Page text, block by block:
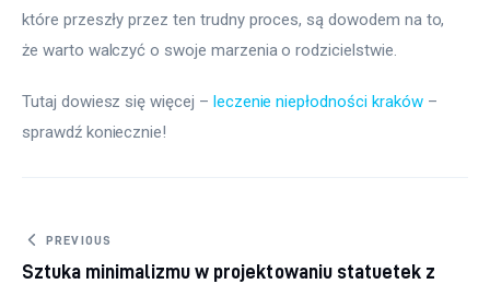
które przeszły przez ten trudny proces, są dowodem na to,
że warto walczyć o swoje marzenia o rodzicielstwie.
Tutaj dowiesz się więcej – leczenie niepłodności kraków –
sprawdź koniecznie!
Nawigacja wpisu
PREVIOUS
Sztuka minimalizmu w projektowaniu statuetek z